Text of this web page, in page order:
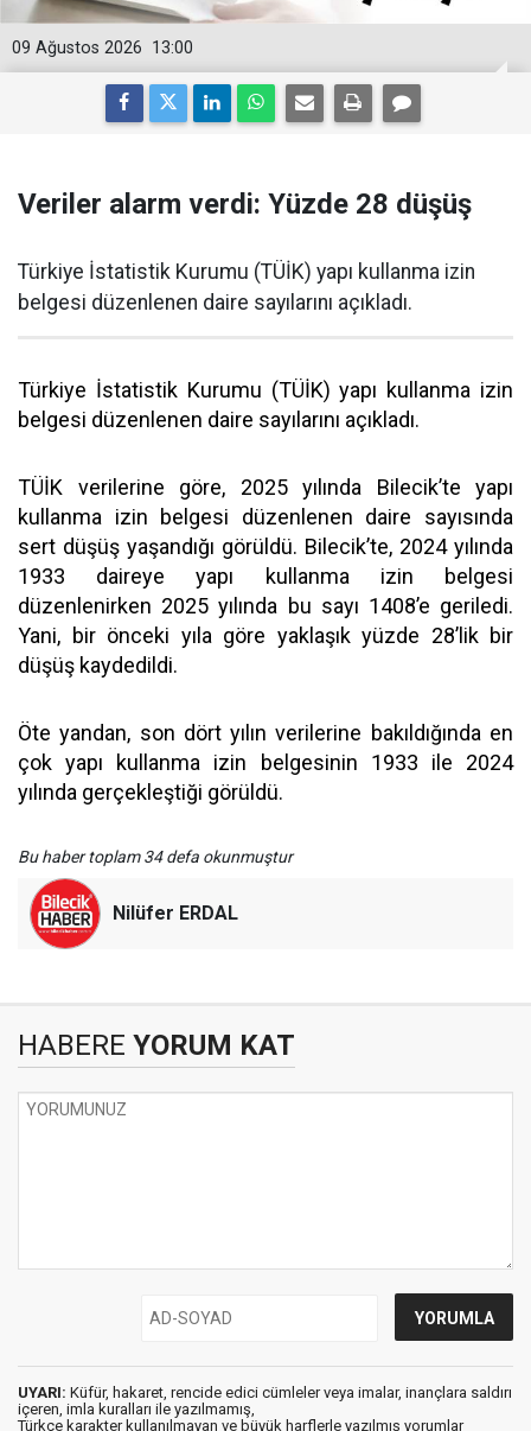
13:00
09 Ağustos 2026
Veriler alarm verdi: Yüzde 28 düşüş
Türkiye İstatistik Kurumu (TÜİK) yapı kullanma izin
belgesi düzenlenen daire sayılarını açıkladı.
Türkiye İstatistik Kurumu (TÜİK) yapı kullanma izin
belgesi düzenlenen daire sayılarını açıkladı.
TÜİK verilerine göre, 2025 yılında Bilecik’te yapı
kullanma izin belgesi düzenlenen daire sayısında
sert düşüş yaşandığı görüldü. Bilecik’te, 2024 yılında
1933 daireye yapı kullanma izin belgesi
düzenlenirken 2025 yılında bu sayı 1408’e geriledi.
Yani, bir önceki yıla göre yaklaşık yüzde 28’lik bir
düşüş kaydedildi.
Öte yandan, son dört yılın verilerine bakıldığında en
çok yapı kullanma izin belgesinin 1933 ile 2024
yılında gerçekleştiği görüldü.
Bu haber toplam 34 defa okunmuştur
Nilüfer ERDAL
HABERE YORUM KAT
UYARI: Küfür, hakaret, rencide edici cümleler veya imalar, inançlara saldırı
içeren, imla kuralları ile yazılmamış,
Türkçe karakter kullanılmayan ve büyük harflerle yazılmış yorumlar